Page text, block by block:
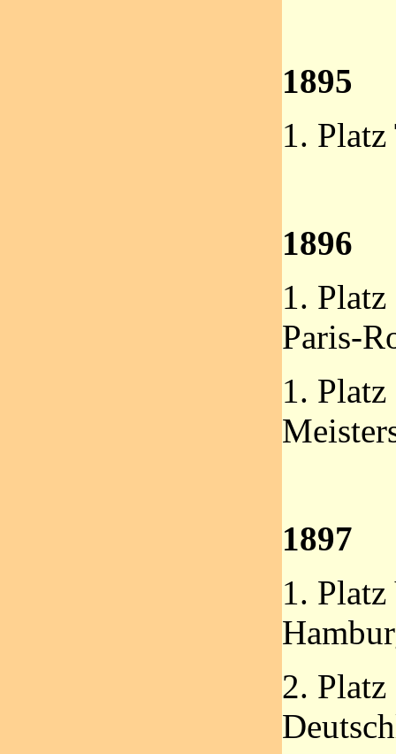
1895
1.
1896
1. Platz
Paris-
1. Platz
1897
1.
2.